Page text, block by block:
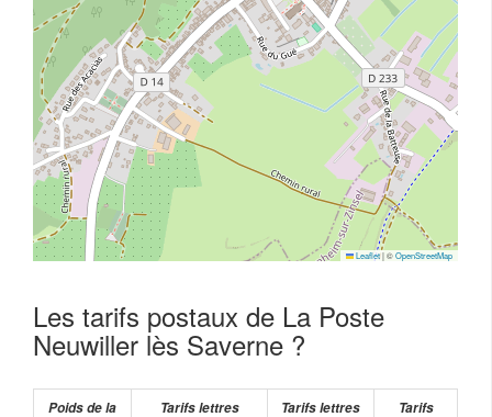
Leaflet|©OpenStreetMap
Les tarifs postaux de La Poste
Neuwiller lès Saverne ?
Poids de la
Tarifs lettres
Tarifs lettres
Tarifs